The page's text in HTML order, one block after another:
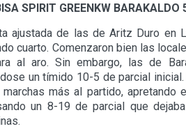
SPIRIT GREENKW
ajustada de las de Aritz Duro en
cuarto. Comenzaron bien las
al aro. Sin embargo, las de
un tímido 10-5 de parcial
más al partido,
un 8-19 de parcial que